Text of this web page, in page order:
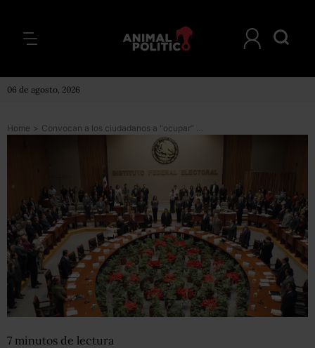
06 de agosto, 2026
Home > Convocan a los ciudadanos a “ocupar” el IFE
7 minutos de lectura